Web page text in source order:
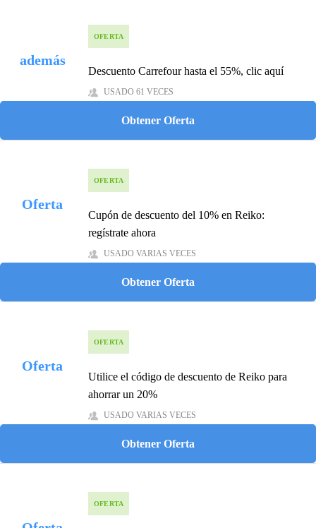
además
OFERTA
Descuento Carrefour hasta el 55%, clic aquí
USADO 61 VECES
Obtener Oferta
Oferta
OFERTA
Cupón de descuento del 10% en Reiko:
regístrate ahora
USADO VARIAS VECES
Obtener Oferta
Oferta
OFERTA
Utilice el código de descuento de Reiko para
ahorrar un 20%
USADO VARIAS VECES
Obtener Oferta
OFERTA